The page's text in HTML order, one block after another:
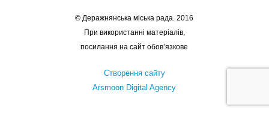
© Деражнянська міська рада. 2016
При використанні матеріалів,
посилання на сайт обов’язкове
Створення сайту
Arsmoon Digital Agency